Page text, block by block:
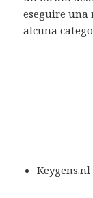
eseguire una
alcuna
Keygens.nl